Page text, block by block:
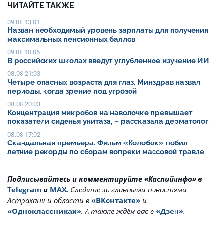
ЧИТАЙТЕ ТАКЖЕ
09.08 13:01
Назван необходимый уровень зарплаты для получения
максимальных пенсионных баллов
09.08 10:05
В российских школах введут углубленное изучение ИИ
08.08 21:03
Четыре опасных возраста для глаз. Минздрав назвал
периоды, когда зрение под угрозой
08.08 20:03
Концентрация микробов на наволочке превышает
показатели сиденья унитаза, – рассказала дерматолог
08.08 17:02
Скандальная премьера. Фильм «Колобок» побил
летние рекорды по сборам вопреки массовой травле
Подписывайтесь и комментируйте «Каспийинфо» в
Telegram и MAX. Cледите за главными новостями
Астрахани и области в «ВКонтакте» и
«Одноклассниках». А также ждём вас в «Дзен».